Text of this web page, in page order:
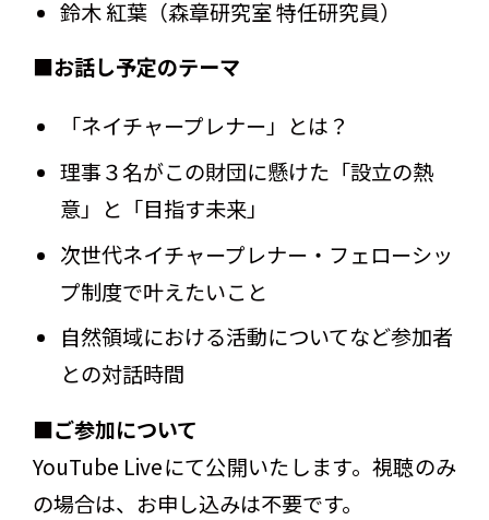
鈴木 紅葉（森章研究室 特任研究員）
■お話し予定のテーマ
「ネイチャープレナー」とは？
理事３名がこの財団に懸けた「設立の熱
意」と「目指す未来」
次世代ネイチャープレナー・フェローシッ
プ制度で叶えたいこと
自然領域における活動についてなど参加者
との対話時間
■ご参加について
YouTube Liveにて公開いたします。視聴のみ
の場合は、お申し込みは不要です。